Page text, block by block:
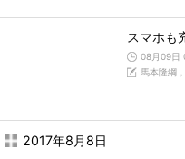
スマホも
08月09日
馬本隆綱
2017年8月8日